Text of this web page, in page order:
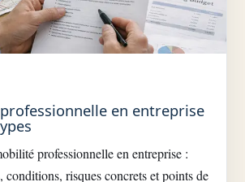
en entreprise
professionnelle en entreprise :
risques concrets et points de